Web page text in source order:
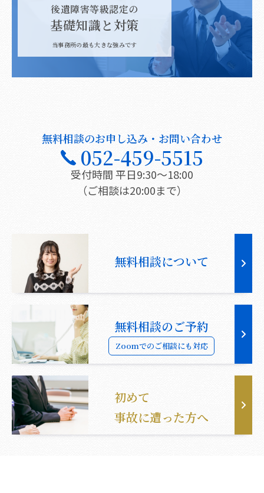
後遺障害等級認定の
基礎知識と対策
当事務所の最も大きな強みです
無料相談のお申し込み・お問い合わせ
052-459-5515
受付時間 平日9:30〜18:00
（ご相談は20:00まで）
無料相談について
無料相談のご予約
Zoomでのご相談にも対応
初めて
事故に遭った方へ